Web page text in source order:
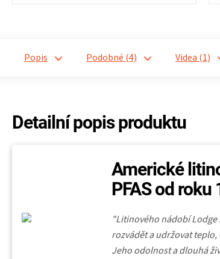
Popis Podobné (4) Videa (1)
Detailní popis produktu
Americké
PFAS od roku
"Litinového nádobí
rozvádět a udržovat
Jeho odolnost a dlouhá